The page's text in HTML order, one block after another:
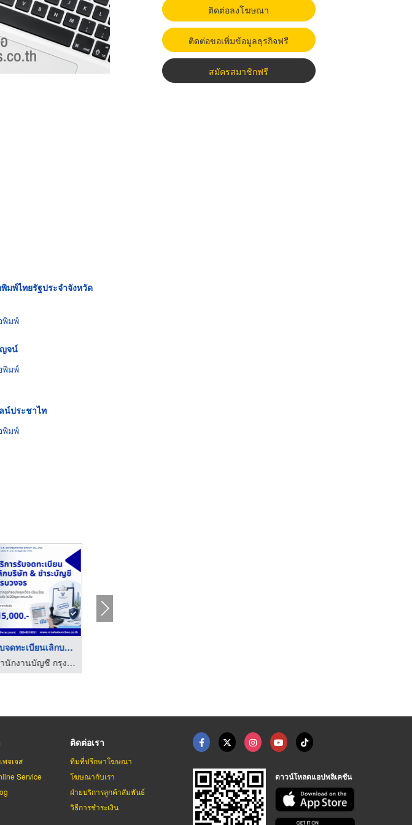
มพ์ไทยรัฐประจำจังหวัด
พิมพ์
จน์
พิมพ์
น์ประชาไท
พิมพ์
รับจดทะเบียนเลิกบริษ ...
สำนักงานบัญชี กรุงเทพ - วี อาร์ สหบัญชีกรุ๊ป
ติดต่อลงโฆษณา
ติดต่อขอเพิ่มข้อมูลธุรกิจฟรี
สมัครสมาชิกฟรี
พจเจส
Service
ติดต่อเรา
ทีมที่ปรึกษาโฆษณา
โฆษณากับเรา
ฝ่ายบริการลูกค้าสัมพันธ์
วิธีการชำระเงิน
ดาวน์โหลดแอปพลิเคชัน